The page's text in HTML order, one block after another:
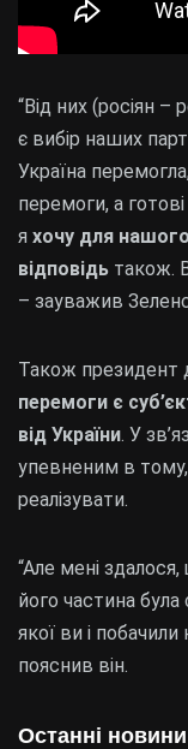
Останні новини
“Від них (росіян
є вибір наших
Україна
перемоги, а
я хочу для
відповідь також.
– зауважив
Також президент
перемоги є
від України. У
упевненим в
реалізувати.
“Але мені
його частина була
якої ви і побачили
пояснив він.